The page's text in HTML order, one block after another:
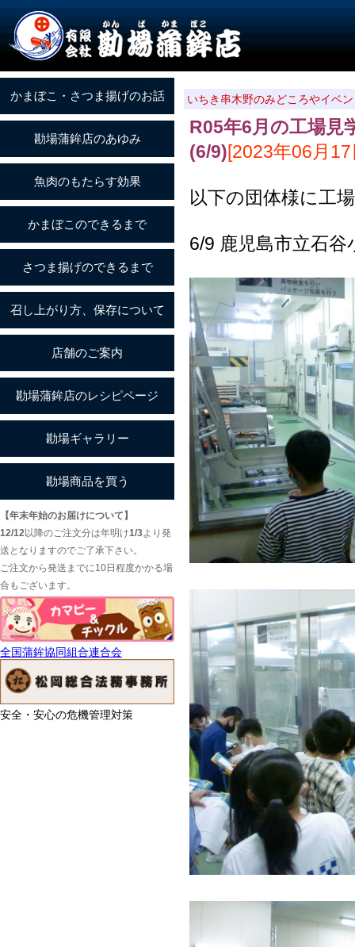
【年末年始のお届けについて】
12/12以降のご注文分は年明け1/3より発
送となりますのでご了承下さい。
ご注文から発送までに10日程度かかる場
合もございます。
全国蒲鉾協同組合連合会
安全・安心の危機管理対策
いちき串木野のみどころやイベ
R05年6月の工場見
(6/9)[2023年06月17
以下の団体様に工
6/9 鹿児島市立石谷